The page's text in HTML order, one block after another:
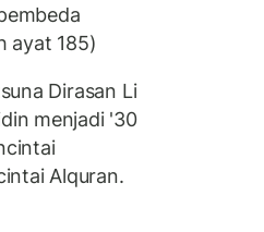
ayat 185)
Dirasan Li
menjadi '30
Alquran.